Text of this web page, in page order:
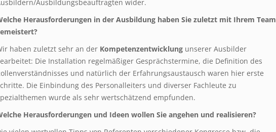
Ausbildungsbeauftragten wider.
Herausforderungen in der Ausbildung haben Sie zuletzt mit Ihrem Team
haben zuletzt sehr an der Kompetenzentwicklung unserer Ausbilder
Die Installation regelmäßiger Gesprächstermine, die Definition des
und natürlich der Erfahrungsaustausch waren hier erste
Die Einbindung des Personalleiters und diverser Fachleute zu
wurde als sehr wertschätzend empfunden.
Herausforderungen und Ideen wollen Sie angehen und realisieren?